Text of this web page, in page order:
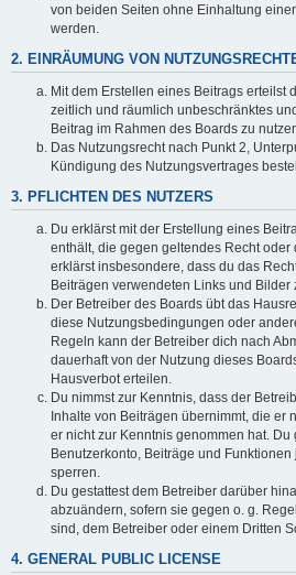
von beiden Seiten ohne Einhaltung
werden.
2. EINRÄUMUNG VON
Mit dem Erstellen eines Beitrags erteilst
zeitlich und räumlich unbeschränktes
Beitrag im Rahmen des Boards zu
Das Nutzungsrecht nach Punkt 2,
Kündigung des Nutzungsvertrages
3. PFLICHTEN DES NUTZERS
Du erklärst mit der Erstellung eines
enthält, die gegen geltendes Recht oder
erklärst insbesondere, dass du das
Beiträgen verwendeten Links und Bilder
Der Betreiber des Boards übt das
diese Nutzungsbedingungen oder
Regeln kann der Betreiber dich nach
dauerhaft von der Nutzung dieses
Hausverbot erteilen.
Du nimmst zur Kenntnis, dass der
Inhalte von Beiträgen übernimmt, die er
er nicht zur Kenntnis genommen hat. Du
Benutzerkonto, Beiträge und
sperren.
Du gestattest dem Betreiber darüber
abzuändern, sofern sie gegen o. g.
sind, dem Betreiber oder einem Dritten
4. GENERAL PUBLIC LICENSE